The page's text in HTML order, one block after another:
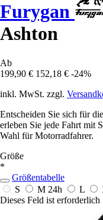
Furygan
Ashton
Ab
199,90 € 152,18 € -24%
inkl. MwSt. zzgl.
Entscheiden Sie sich für
erleben Sie jede Fahrt mit
Wahl für Motorradfahrer.
Größe
*
Größentabelle
S
M 24h L
Dieses Feld ist erforderlich